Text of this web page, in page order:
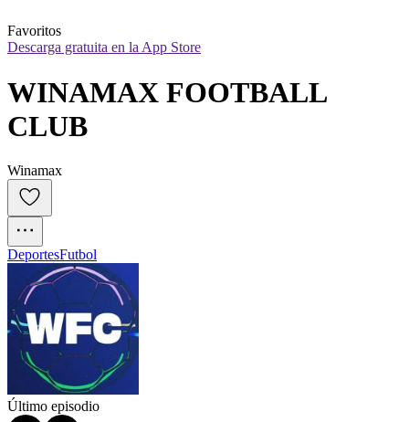
Favoritos
Descarga gratuita en la App Store
WINAMAX FOOTBALL
CLUB
Winamax
DeportesFutbol
Último episodio